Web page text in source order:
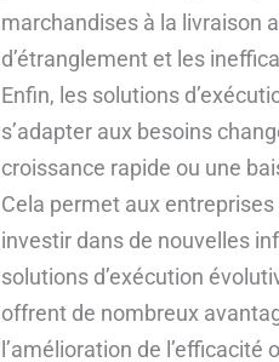
marchandises à la livraison
d’étranglement et les
Enfin, les solutions
s’adapter aux besoins
croissance rapide ou une
Cela permet aux
investir dans de nouvelles
solutions d’exécution
offrent de nombreux
l’amélioration de